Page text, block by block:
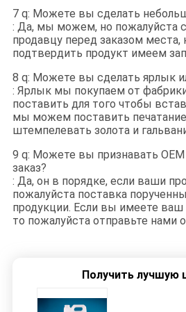
7 q: Можете вы сделать
: Да, мы можем, но пожалуйста
продавцу перед заказом места,
подтвердить продукт имеем
8 q: Можете вы сделать ярлык
: Ярлык мы покупаем от
поставить для того чтобы
мы можем поставить печатание
штемпелевать золота и
9 q: Можете вы признавать OEM
заказ?
: Да, он в порядке, если ваши
пожалуйста поставка
продукции. Если вы имеете
то пожалуйста отправьте нами
Получить лучшую